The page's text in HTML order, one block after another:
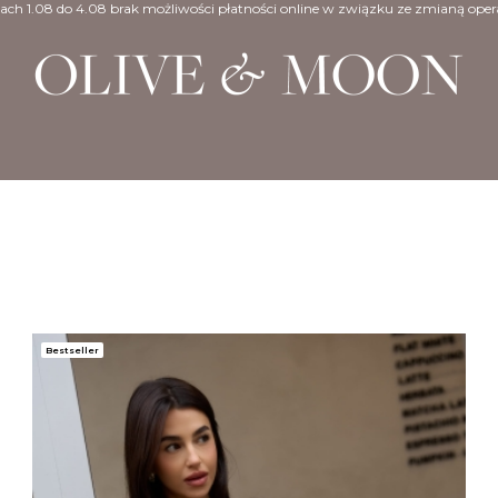
1.08 do 4.08 brak możliwości płatności online w związku ze zmianą
Bestseller